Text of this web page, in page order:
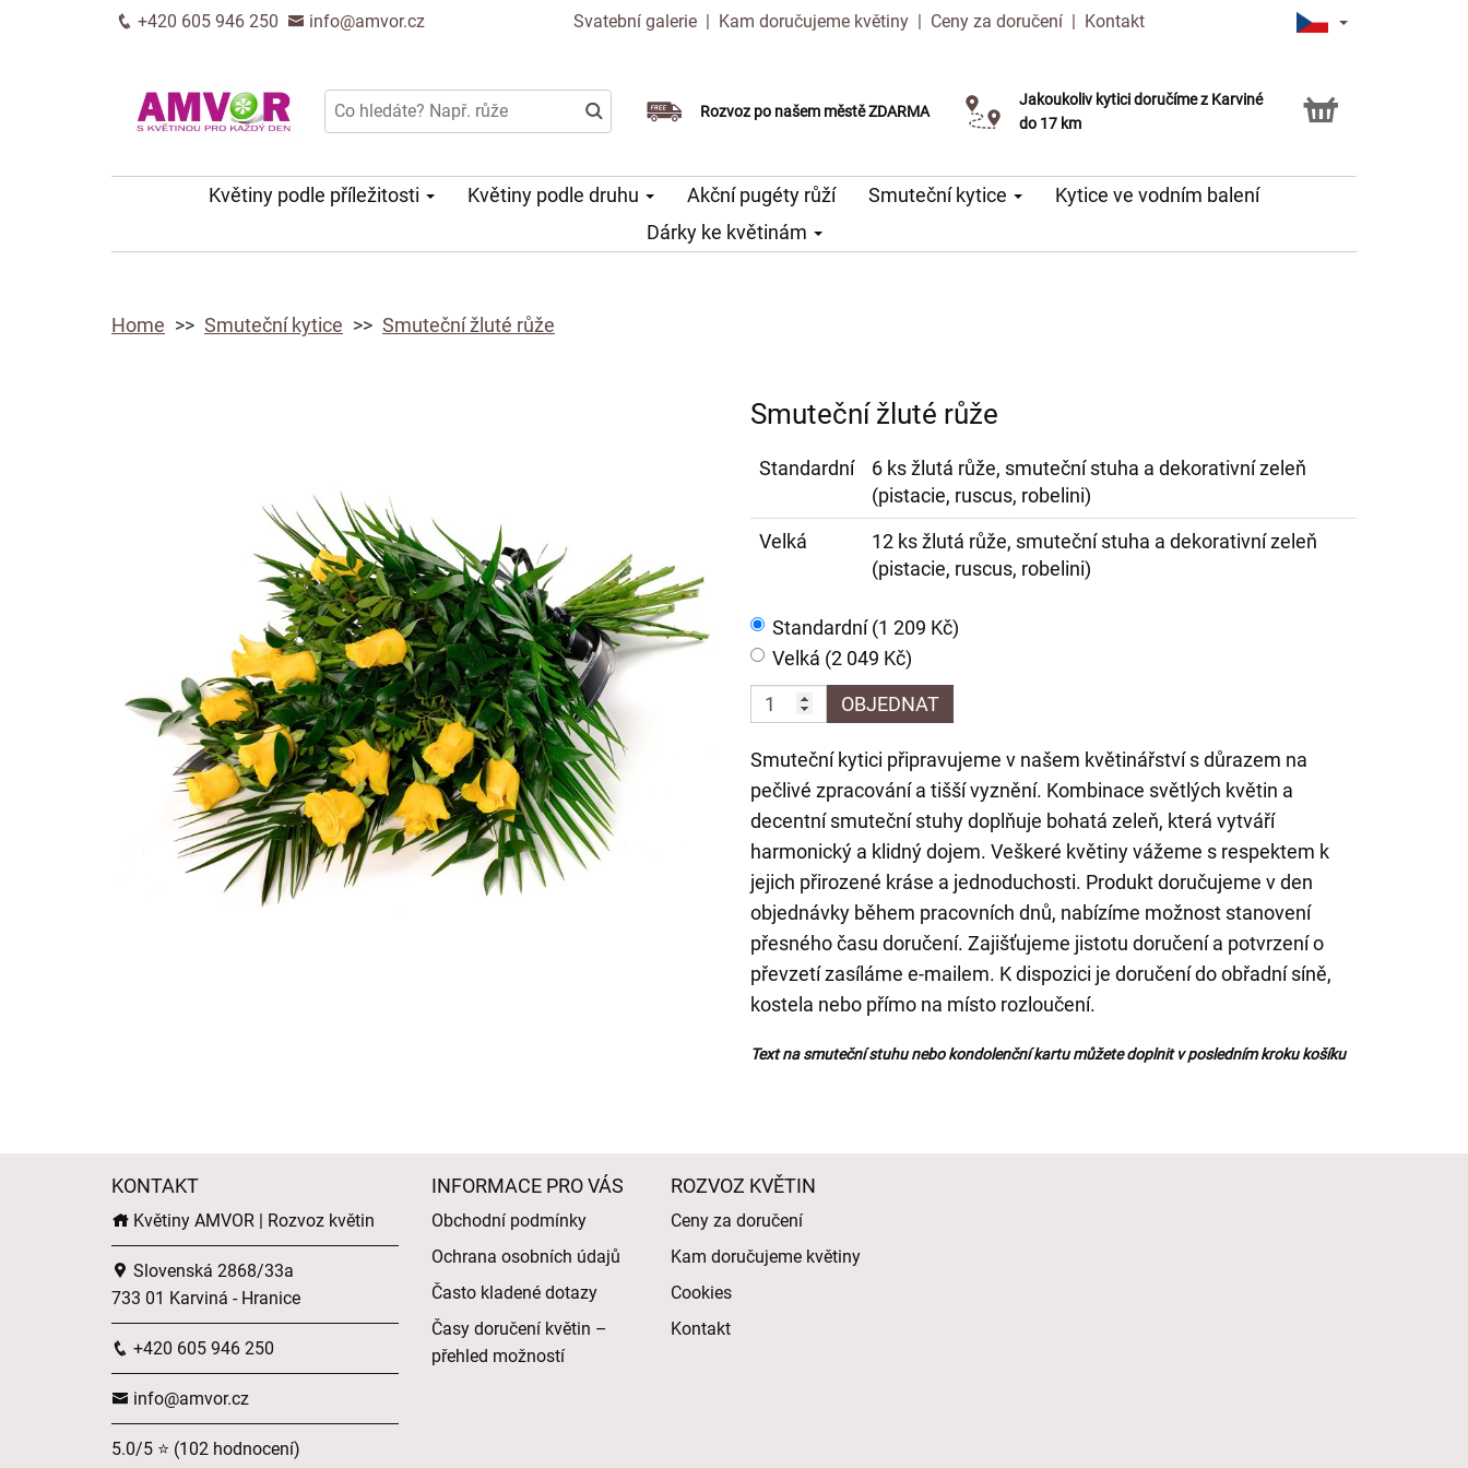
+420 605 946 250 info@amvor.cz Svatební galerie | Kam doručujeme květiny | Ceny za doručení | Kontakt
Rozvoz po našem městě ZDARMA
Doručujeme již v den objednávky
Možný výběr času a dne doručení
Jakoukoliv kytici doručíme z Karviné
do 17 km
Možnost vyzvednout v naší květince
Květiny podle příležitosti Květiny podle druhu Akční pugéty růží Smuteční kytice
Kytice ve vodním balení
Dárky ke květinám
Home Smuteční kytice Smuteční žluté růže
Smuteční žluté růže
Standardní
6 ks žlutá růže, smuteční stuha a dekorativní zeleň
(pistacie, ruscus, robelini)
Velká
12 ks žlutá růže, smuteční stuha a dekorativní zeleň
(pistacie, ruscus, robelini)
Standardní (1 209 Kč)
Velká (2 049 Kč)
OBJEDNAT
Smuteční kytici připravujeme v našem květinářství s důrazem na
pečlivé zpracování a tišší vyznění. Kombinace světlých květin a
decentní smuteční stuhy doplňuje bohatá zeleň, která vytváří
harmonický a klidný dojem. Veškeré květiny vážeme s respektem k
jejich přirozené kráse a jednoduchosti. Produkt doručujeme v den
objednávky během pracovních dnů, nabízíme možnost stanovení
přesného času doručení. Zajišťujeme jistotu doručení a potvrzení o
převzetí zasíláme e-mailem. K dispozici je doručení do obřadní síně,
kostela nebo přímo na místo rozloučení.
Text na smuteční stuhu nebo kondolenční kartu můžete doplnit v posledním kroku košíku
KONTAKT
Květiny AMVOR | Rozvoz květin
Slovenská 2868/33a
733 01 Karviná - Hranice
+420 605 946 250
info@amvor.cz
5.0/5 ⭐ (102 hodnocení)
INFORMACE PRO VÁS
Obchodní podmínky
Ochrana osobních údajů
Často kladené dotazy
Časy doručení květin –
přehled možností
ROZVOZ KVĚTIN
Ceny za doručení
Kam doručujeme květiny
Cookies
Kontakt